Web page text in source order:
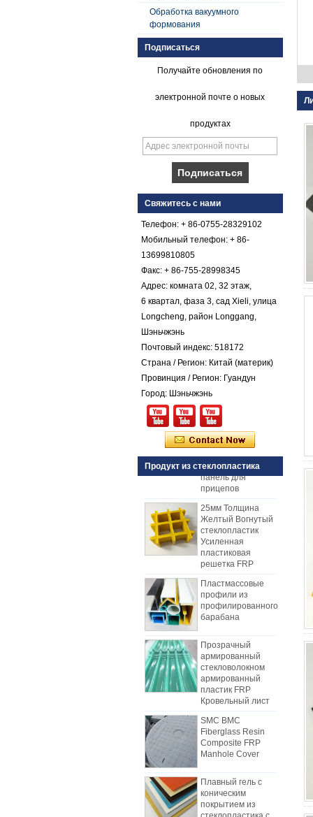
Обработка вакуумного
формования
Подписаться
Получайте обновления по
электронной почте о новых
продуктах
Свяжитесь с нами
Телефон: + 86-0755-28329102
Мобильный телефон: + 86-
13699810805
Факс: + 86-755-28998345
Адрес: комната 02, 32 этаж,
6 квартал, фаза 3, сад Xieli, улица
Longcheng, район Longgang,
Шэньчжэнь
Почтовый индекс: 518172
Страна / Регион: Китай (материк)
Провинция / Регион: Гуандун
Город: Шэньчжэнь
Продукт из стеклопластика
Плавный гель с
коническим
покрытием из
стеклопластика с
армированным
пластиком FRP
коническим
стекловолокнистым
армированным
пластиком FRP
Галечный лист
Белый Черный RV
изолированные
GRP панели FRP
для продажи
Стеклопластиковая
армированная
пластмасса FRP
PU пенопластовая
панель для
прицепов
25мм Толщина
Желтый Вогнутый
стеклопластик
Усиленная
пластиковая
решетка FRP
Пластмассовые
профили из
профилированного
барабана
армированный
стекловолокном
армированный
пластик FRP
Кровельный лист
SMC BMC
Fiberglass Resin
Composite FRP
Manhole Cover
коническим
покрытием из
стеклопластика с
армированным
Как выбрать панели для
холодильных тележек
В связи с затратами, установкой и
конструкцией, фургоны с
грузовым фургоном постепенно
были изготовлены из
композитных панелей FRP.
Композитные панели FRP
изготовлены из FRP-квартир и
используются в качестве двух
слоев днища и верхней части, в
дополнение к роли контроля
Различия между листом
механизма FRP и листами
ручной укладки
В начале отрасли рабочая сила